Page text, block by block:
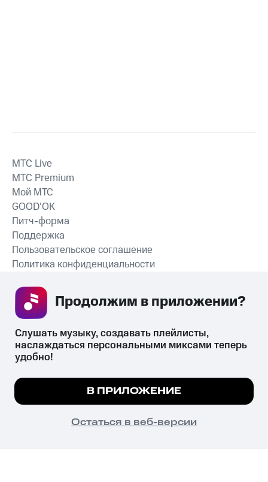
СКАЧАТЬ ПРИЛОЖЕНИЕ
MTС Live
MTС Premium
Мой МТС
GOOD’OK
Питч-форма
Поддержка
Пользовательское соглашение
Политика конфиденциальности
психотропных веществ, их аналогов причиняет вред здоровью,
их незаконный оборот запрещён и влечёт установленную
законодательством ответственность.
© 2026 ООО «КИОН».
Все права защищены
Мы используем куки, чтобы на сайте все
Подробнее
ПОНЯТНО
Слушать музыку, создавать плейлисты,
наслаждаться персональными миксами теперь
удобно!
В ПРИЛОЖЕНИЕ
Остаться в веб-версии